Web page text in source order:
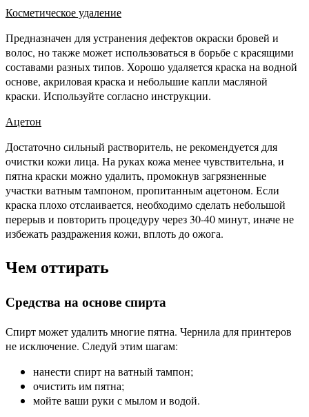
Косметическое удаление
Предназначен для устранения дефектов окраски бровей и
волос, но также может использоваться в борьбе с красящими
составами разных типов. Хорошо удаляется краска на водной
основе, акриловая краска и небольшие капли масляной
краски. Используйте согласно инструкции.
Ацетон
Достаточно сильный растворитель, не рекомендуется для
очистки кожи лица. На руках кожа менее чувствительна, и
пятна краски можно удалить, промокнув загрязненные
участки ватным тампоном, пропитанным ацетоном. Если
краска плохо отслаивается, необходимо сделать небольшой
перерыв и повторить процедуру через 30-40 минут, иначе не
избежать раздражения кожи, вплоть до ожога.
Чем оттирать
Средства на основе спирта
Спирт может удалить многие пятна. Чернила для принтеров
не исключение. Следуй этим шагам:
нанести спирт на ватный тампон;
очистить им пятна;
мойте ваши руки с мылом и водой.